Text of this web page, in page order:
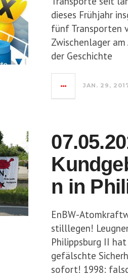
dieses Frühjahr
fünf Transporten
Zwischenlager
der Geschichte
JAN. 29,
n in
EnBW-
stilllegen!
Philippsburg II
gefälschte
sofort! 1998: